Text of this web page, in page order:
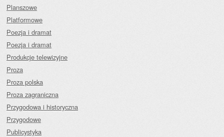
Planszowe
Platformowe
Poezja i dramat
Poezja i dramat
Produkcje telewizyjne
Proza
Proza polska
Proza zagraniczna
Przygodowa i historyczna
Przygodowe
Publicystyka